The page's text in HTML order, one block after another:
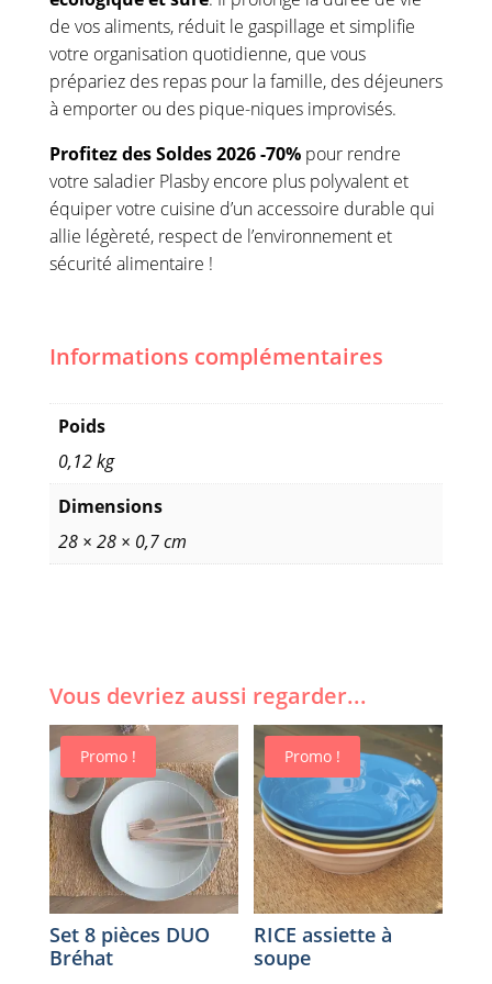
de vos aliments, réduit le gaspillage et simplifie
votre organisation quotidienne, que vous
prépariez des repas pour la famille, des déjeuners
à emporter ou des pique-niques improvisés.
Profitez des Soldes 2026 -70%pour rendre
votre saladier Plasby encore plus polyvalent et
équiper votre cuisine d’un accessoire durable qui
allie légèreté, respect de l’environnement et
sécurité alimentaire !
Informations complémentaires
Poids
0,12 kg
Dimensions
28 × 28 × 0,7 cm
Vous devriez aussi regarder...
Promo !
Set 8 pièces DUO
Bréhat
Promo !
RICE assiette à
soupe